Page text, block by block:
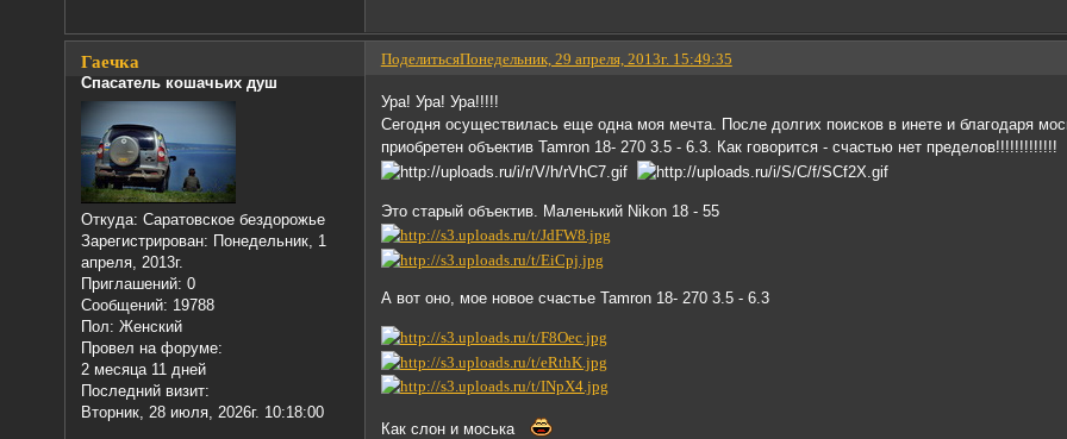
ПоделитьсяПонедельник, 29 апреля, 2013г. 15:49:35
Гаечка
Спасатель кошачьих душ
Откуда: Саратовское бездорожье
Зарегистрирован: Понедельник, 1
апреля, 2013г.
Приглашений: 0
Сообщений: 19788
Пол: Женский
Провел на форуме:
2 месяца 11 дней
Последний визит:
Вторник, 28 июля, 2026г. 10:18:00
Ура! Ура! Ура!!!!!
Сегодня осуществилась еще одна моя мечта. После долгих поисков в инете и благодаря
приобретен объектив Tamron 18- 270 3.5 - 6.3. Как говорится - счастью нет пределов!!!!!!!!!!!!!
Это старый объектив. Маленький Nikon 18 - 55
А вот оно, мое новое счастье Tamron 18- 270 3.5 - 6.3
Как слон и моська